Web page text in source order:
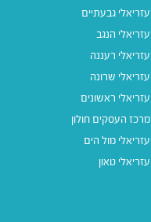
עזריאלי גבעתיים
עזריאלי הנגב
עזריאלי רעננה
עזריאלי שרונה
עזריאלי ראשונים
מרכז העסקים חולון
עזריאלי מול הים
עזריאלי טאון